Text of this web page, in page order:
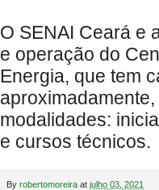
O SENAI Ceará e
e operação do
Energia, que tem
modalidades:
e cursos técnicos.
By robertomoreira at julho 03, 2021